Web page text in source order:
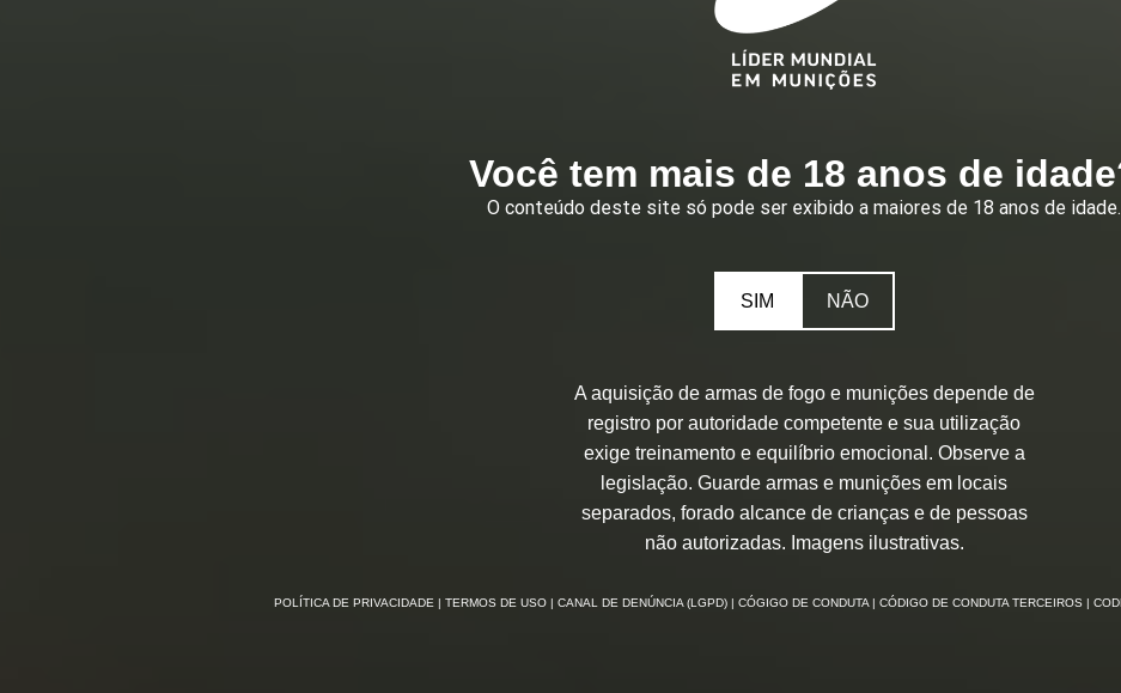
Você tem mais de 18 anos de
O conteúdo deste site só pode ser exibido a maiores de 18 anos de idade.
SIM NÃO
A aquisição de armas de fogo e munições depende de
registro por autoridade competente e sua utilização
exige treinamento e equilíbrio emocional. Observe a
legislação. Guarde armas e munições em locais
separados, forado alcance de crianças e de pessoas
não autorizadas. Imagens ilustrativas.
POLÍTICA DE PRIVACIDADE | TERMOS DE USO | CANAL DE DENÚNCIA (LGPD) | CÓGIGO DE CONDUTA | CÓDIGO DE CONDUTA TERCEIROS |